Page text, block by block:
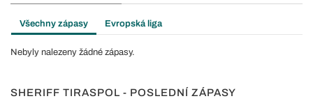
Všechny zápasy Evropská liga
Nebyly nalezeny žádné zápasy.
SHERIFF TIRASPOL - POSLEDNÍ ZÁPASY